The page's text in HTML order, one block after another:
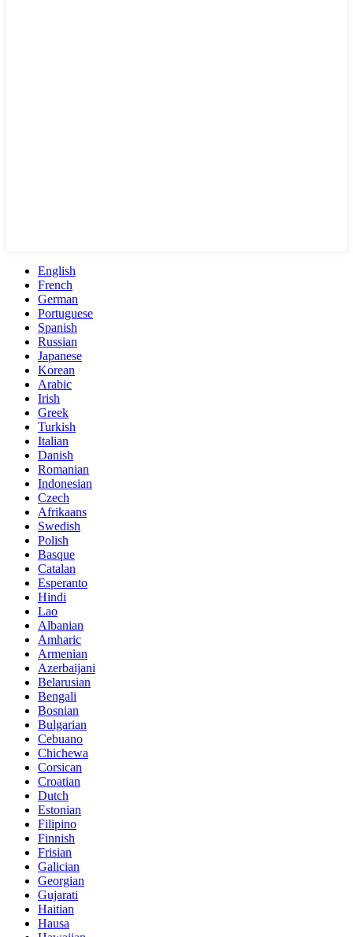
English
French
German
Portuguese
Spanish
Russian
Japanese
Korean
Arabic
Irish
Greek
Turkish
Italian
Danish
Romanian
Indonesian
Czech
Afrikaans
Swedish
Polish
Basque
Catalan
Esperanto
Hindi
Lao
Albanian
Amharic
Armenian
Azerbaijani
Belarusian
Bengali
Bosnian
Bulgarian
Cebuano
Chichewa
Corsican
Croatian
Dutch
Estonian
Filipino
Finnish
Frisian
Galician
Georgian
Gujarati
Haitian
Hausa